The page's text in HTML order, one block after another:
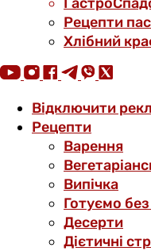
Рецепти
Хлібний
Відключити
Рецепти
Варення
Випічка
Готуємо без
Десерти
Дієтичні